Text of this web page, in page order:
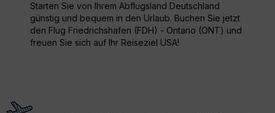
Starten Sie von Ihrem Abflugsland Deutschland
günstig und bequem in den Urlaub. Buchen Sie jetzt
den Flug Friedrichshafen (FDH) - Ontario (ONT) und
freuen Sie sich auf Ihr Reiseziel USA!